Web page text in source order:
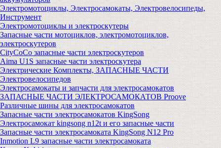
Электромотоциклы, Электросамокаты, Электровелосипеды,
Инструмент
Электромотоциклы и электроскутеры
Запасные части мотоциклов, электромотоциклов,
электроскутеров
CityCoCo запасные части электроскутеров
Aima U1S запасные части электроскутера
Электрические Комплекты, ЗАПАСНЫЕ ЧАСТИ
Электровелосипедов
Электросамокаты и запчасти для электросамокатов
ЗАПАСНЫЕ ЧАСТИ ЭЛЕКТРОСАМОКАТОВ Proove
Различные шины для электросамокатов
Запасные части электросамокатов KingSong
Электросамокат kingsong n12t и его запасные части
Запасные части электросамоката KingSong N12 Pro
Inmotion L9 запасные части электросамоката